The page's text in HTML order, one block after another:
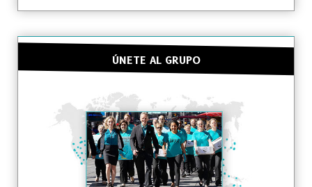
ÚNETE AL GRUPO